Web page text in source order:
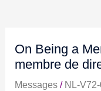
On Being a
membre de
Messages/ NL-